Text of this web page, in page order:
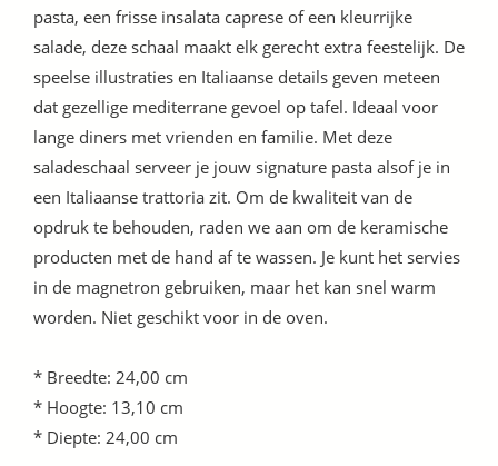
pasta, een frisse insalata caprese of een kleurrijke
salade, deze schaal maakt elk gerecht extra feestelijk. De
speelse illustraties en Italiaanse details geven meteen
dat gezellige mediterrane gevoel op tafel. Ideaal voor
lange diners met vrienden en familie. Met deze
saladeschaal serveer je jouw signature pasta alsof je in
een Italiaanse trattoria zit. Om de kwaliteit van de
opdruk te behouden, raden we aan om de keramische
producten met de hand af te wassen. Je kunt het servies
in de magnetron gebruiken, maar het kan snel warm
worden. Niet geschikt voor in de oven.
* Breedte: 24,00 cm
* Hoogte: 13,10 cm
* Diepte: 24,00 cm